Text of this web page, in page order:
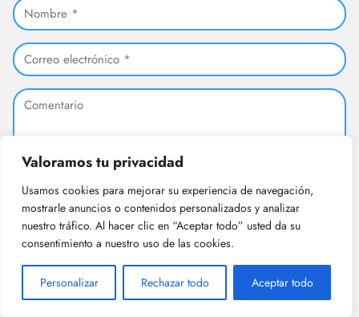
Valoramos tu privacidad
Usamos cookies para mejorar su experiencia de navegación,
mostrarle anuncios o contenidos personalizados y analizar
nuestro tráfico. Al hacer clic en “Aceptar todo” usted da su
consentimiento a nuestro uso de las cookies.
Personalizar Rechazar todo Aceptar todo